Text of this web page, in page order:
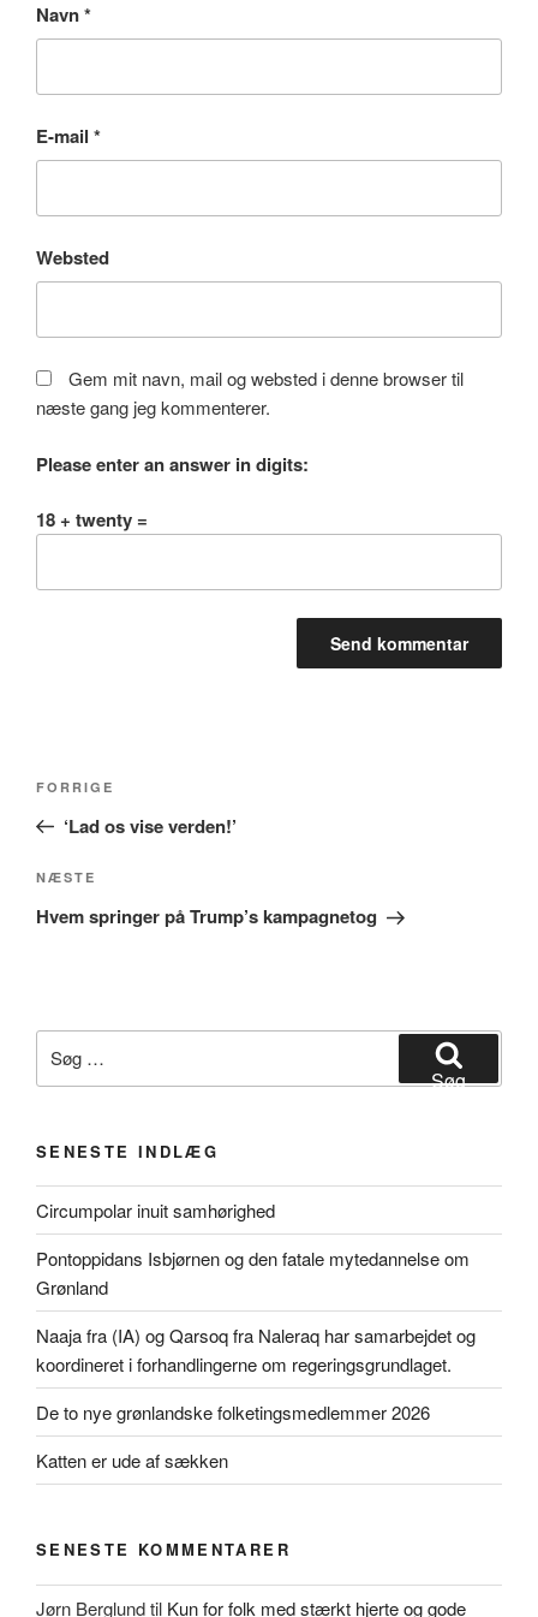
Navn*
E-mail *
Websted
Gem mit navn, mail og websted i denne browser til
næste gang jeg kommenterer.
Please enter an answer in digits:
18 + twenty =
Forrige
indlæg
FORRIGE
‘Lad os vise verden!’
Næste
indlæg
NÆSTE
Hvem springer på Trump’s kampagnetog
efter:
Søg
SENESTE INDLÆG
Circumpolar inuit samhørighed
Pontoppidans Isbjørnen og den fatale mytedannelse om
Grønland
Naaja fra (IA) og Qarsoq fra Naleraq har samarbejdet og
koordineret i forhandlingerne om regeringsgrundlaget.
De to nye grønlandske folketingsmedlemmer 2026
Katten er ude af sækken
SENESTE KOMMENTARER
Jørn Berglundtil Kun for folk med stærkt hjerte og gode